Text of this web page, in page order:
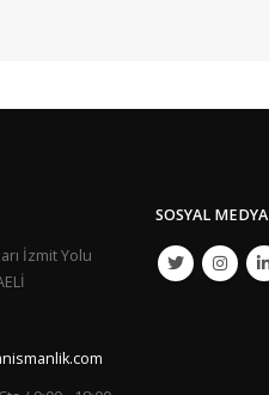
İzmit Yolu
SOSYAL MEDYA